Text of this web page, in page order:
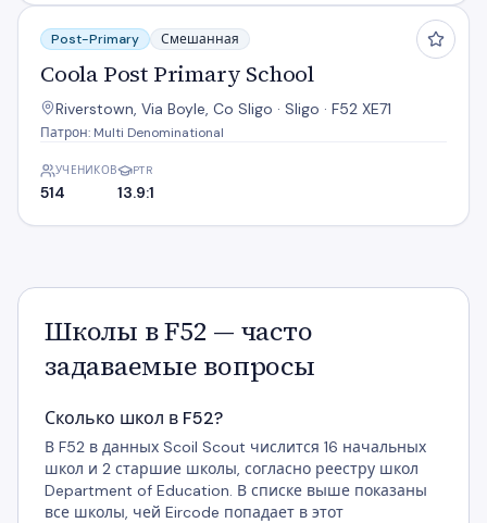
Coola Post Primary School
Post-Primary Смешанная
Coola Post Primary School
Riverstown, Via Boyle, Co Sligo · Sligo · F52 XE71
Патрон: Multi Denominational
УЧЕНИКОВ
514
PTR
13.9:1
Школы в F52 — часто
задаваемые вопросы
Сколько школ в F52?
В F52 в данных Scoil Scout числится 16 начальных
школ и 2 старшие школы, согласно реестру школ
Department of Education. В списке выше показаны
все школы, чей Eircode попадает в этот